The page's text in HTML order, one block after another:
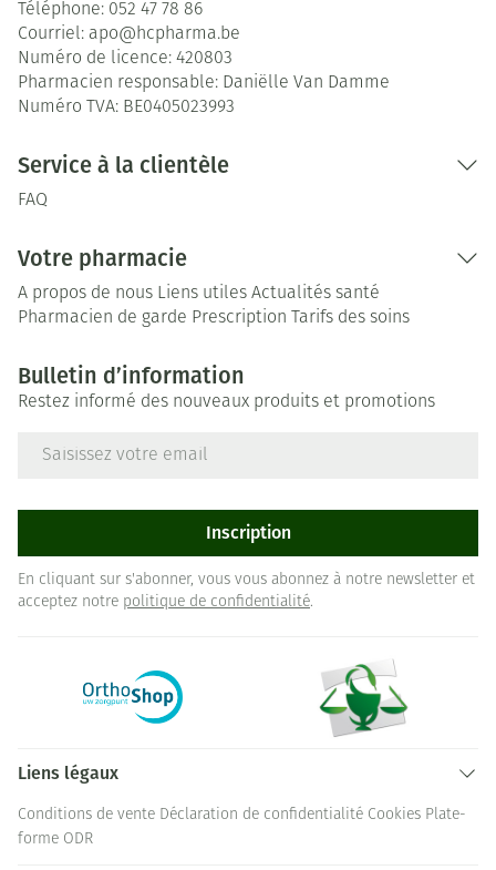
Téléphone: 052 47 78 86
Courriel: apo@hcpharma.be
Numéro de licence: 420803
Pharmacien responsable: Daniëlle Van Damme
Numéro TVA: BE0405023993
Service à la clientèle
FAQ
Votre pharmacie
A propos de nous Liens utiles Actualités santé
Pharmacien de garde Prescription Tarifs des soins
Bulletin d’information
Restez informé des nouveaux produits et promotions
Inscription
En cliquant sur s'abonner, vous vous abonnez à notre newsletter et
acceptez notre politique de confidentialité.
Liens légaux
Conditions de vente Déclaration de confidentialité Cookies Plate-
forme ODR